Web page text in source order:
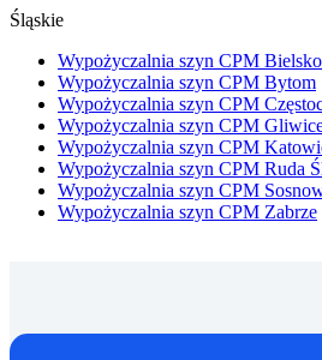
Śląskie
Wypożyczalnia szyn CPM
Wypożyczalnia szyn CPM Bytom
Wypożyczalnia szyn CPM
Wypożyczalnia szyn CPM
Wypożyczalnia szyn CPM
Wypożyczalnia szyn CPM Ruda
Wypożyczalnia szyn CPM
Wypożyczalnia szyn CPM Zabrze